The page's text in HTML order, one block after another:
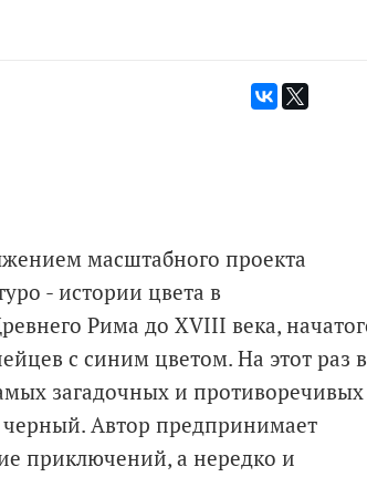
масштабного проекта
- истории цвета в
Рима до XVIII века,
с синим цветом. На этот раз в
загадочных и противоречивых
черный. Автор предпринимает
приключений, а нередко и